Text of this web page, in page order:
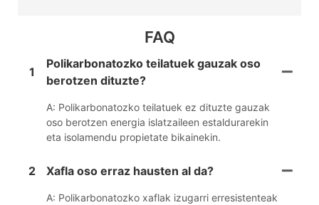
FAQ
1
Polikarbonatozko teilatuek gauzak oso
berotzen dituzte?
A: Polikarbonatozko teilatuek ez dituzte gauzak
oso berotzen energia islatzaileen estaldurarekin
eta isolamendu propietate bikainekin.
2 Xafla oso erraz hausten al da?
A: Polikarbonatozko xaflak izugarri erresistenteak